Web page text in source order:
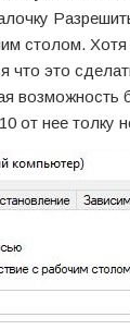
столом. Хотя
что это
возможность
от нее толку